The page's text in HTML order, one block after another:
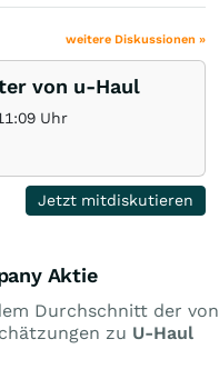
weitere Diskussionen »
von u-Haul
Uhr
Jetzt mitdiskutieren
Aktie
Durchschnitt der von
zu U-Haul